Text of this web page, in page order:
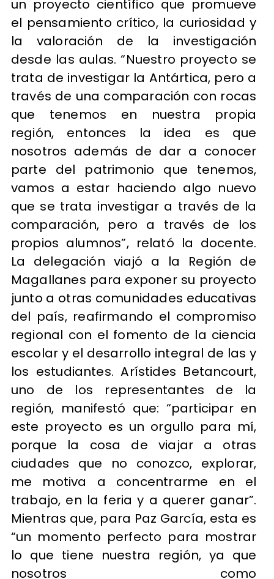
un proyecto científico que promueve
el pensamiento crítico, la curiosidad y
la valoración de la investigación
desde las aulas. “Nuestro proyecto se
trata de investigar la Antártica, pero a
través de una comparación con rocas
que tenemos en nuestra propia
región, entonces la idea es que
nosotros además de dar a conocer
parte del patrimonio que tenemos,
vamos a estar haciendo algo nuevo
que se trata investigar a través de la
comparación, pero a través de los
propios alumnos”, relató la docente.
La delegación viajó a la Región de
Magallanes para exponer su proyecto
junto a otras comunidades educativas
del país, reafirmando el compromiso
regional con el fomento de la ciencia
escolar y el desarrollo integral de las y
los estudiantes. Arístides Betancourt,
uno de los representantes de la
región, manifestó que: “participar en
este proyecto es un orgullo para mí,
porque la cosa de viajar a otras
ciudades que no conozco, explorar,
me motiva a concentrarme en el
trabajo, en la feria y a querer ganar”.
Mientras que, para Paz García, esta es
“un momento perfecto para mostrar
lo que tiene nuestra región, ya que
nosotros como